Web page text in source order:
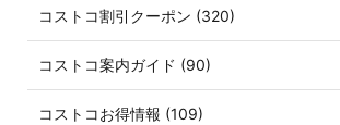
コストコ割引クーポン (320)
コストコ案内ガイド (90)
コストコお得情報 (109)